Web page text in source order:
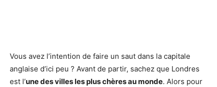
Vous avez l’intention de faire un saut dans la capitale
anglaise d’ici peu ? Avant de partir, sachez que Londres
est l’une des villes les plus chères au monde. Alors pour